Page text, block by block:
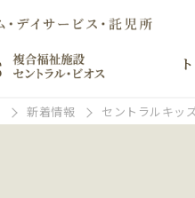
新着情報 セントラルキッ